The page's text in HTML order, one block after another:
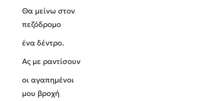
Θα μείνω στον
πεζόδρομο
ένα δέντρο.
Ας με ραντίσουν
οι αγαπημένοι
μου βροχή